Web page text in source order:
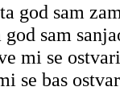
god sam
god sam
mi se
se bas